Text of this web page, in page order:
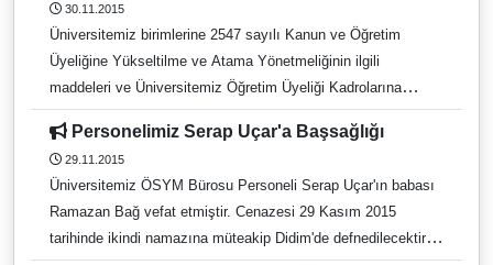
30.11.2015
Üniversitemiz birimlerine 2547 sayılı Kanun ve Öğretim
Üyeliğine Yükseltilme ve Atama Yönetmeliğinin ilgili
maddeleri ve Üniversitemiz Öğretim Üyeliği Kadrolarına
Yükseltilme ve Atanmalarda aranan Değerlendirme Ölçütleri
ve Puanlama Yönergesine göre aşağıda belirtilen Anabilim
Dallarına Öğretim Üyesi alınacaktır.
Personelimiz Serap Uçar'a Başsağlığı
29.11.2015
Üniversitemiz ÖSYM Bürosu Personeli Serap Uçar'ın babası
Ramazan Bağ vefat etmiştir. Cenazesi 29 Kasım 2015
tarihinde ikindi namazına müteakip Didim'de defnedilecektir.